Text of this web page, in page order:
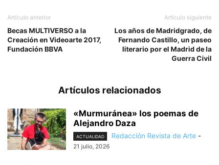
Artículo anterior
Becas MULTIVERSO a la
Creación en Videoarte 2017,
Fundación BBVA
Artículo siguiente
Los años de Madridgrado, de
Fernando Castillo, un paseo
literario por el Madrid de la
Guerra Civil
Artículos relacionados
«Murmuránea» los poemas de
Alejandro Daza
ACTUALIDAD Redacción Revista de Arte -
21 julio, 2026